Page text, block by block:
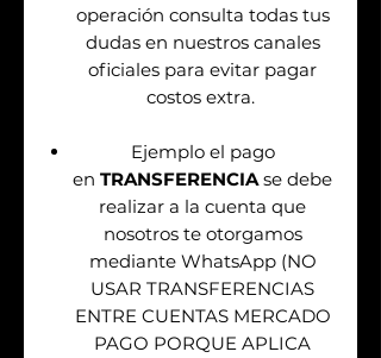
operación consulta todas tus
dudas en nuestros canales
oficiales para evitar pagar
costos extra.
Ejemplo el pago
en TRANSFERENCIAse debe
realizar a la cuenta que
nosotros te otorgamos
mediante WhatsApp (NO
USAR TRANSFERENCIAS
ENTRE CUENTAS MERCADO
PAGO PORQUE APLICA